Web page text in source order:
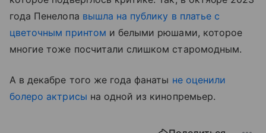
года Пенелопа вышла на публику в платье с
цветочным принтом и белыми рюшами, которое
многие тоже посчитали слишком старомодным.
А в декабре того же года фанаты не оценили
болеро актрисы на одной из кинопремьер.